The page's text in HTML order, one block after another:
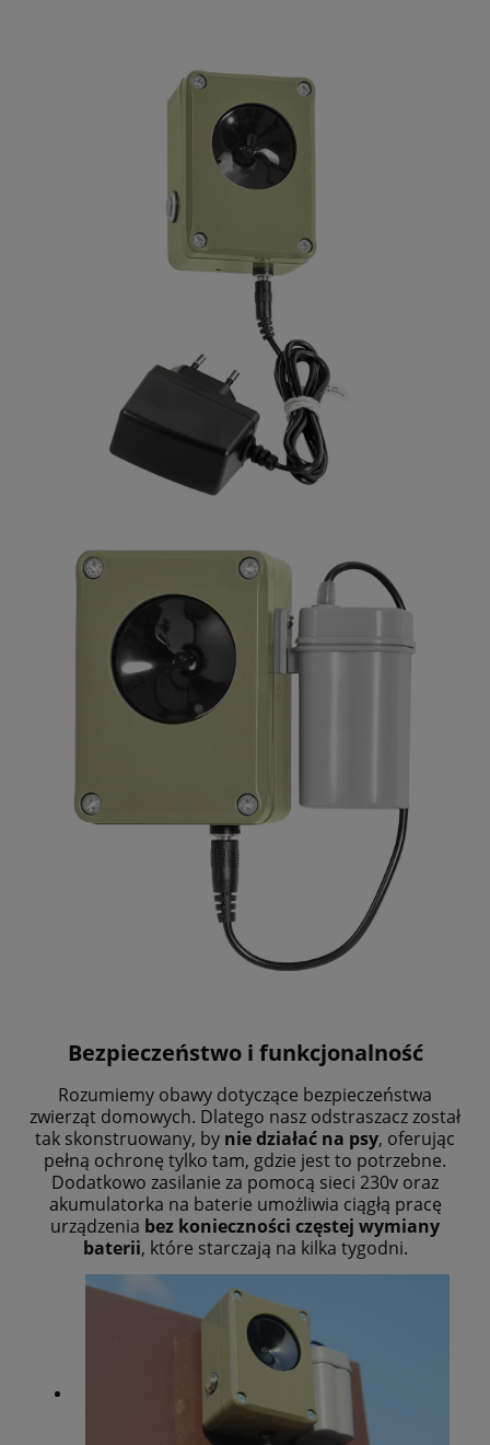
Bezpieczeństwo i funkcjonalność
Rozumiemy obawy dotyczące bezpieczeństwa
zwierząt domowych. Dlatego nasz odstraszacz został
tak skonstruowany, by nie działać na psy, oferując
pełną ochronę tylko tam, gdzie jest to potrzebne.
Dodatkowo zasilanie za pomocą sieci 230v oraz
akumulatorka na baterie umożliwia ciągłą pracę
urządzenia bez konieczności częstej wymiany
baterii, które starczają na kilka tygodni.